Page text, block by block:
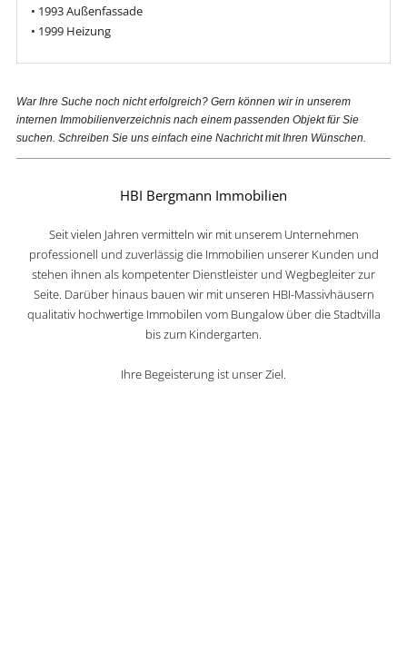
• 1993 Außenfassade
• 1999 Heizung
War Ihre Suche noch nicht erfolgreich? Gern können wir in unserem
internen Immobilienverzeichnis nach einem passenden Objekt für Sie
suchen. Schreiben Sie uns einfach eine Nachricht mit Ihren Wünschen.
HBI Bergmann Immobilien
Seit vielen Jahren vermitteln wir mit unserem Unternehmen
professionell und zuverlässig die Immobilien unserer Kunden und
stehen ihnen als kompetenter Dienstleister und Wegbegleiter zur
Seite. Darüber hinaus bauen wir mit unseren HBI-Massivhäusern
qualitativ hochwertige Immobilen vom Bungalow über die Stadtvilla
bis zum Kindergarten.
Ihre Begeisterung ist unser Ziel.